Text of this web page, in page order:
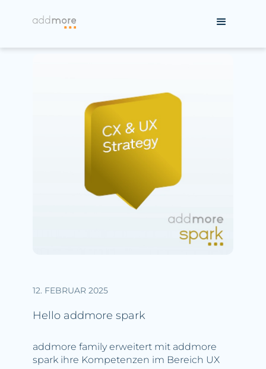
12. FEBRUAR 2025
Hello addmore spark
addmore family erweitert mit addmore
spark ihre Kompetenzen im Bereich UX